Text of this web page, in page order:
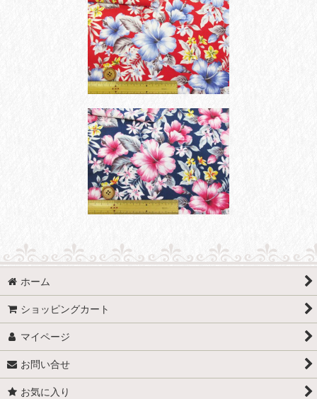
ホーム
ショッピングカート
マイページ
お問い合せ
お気に入り